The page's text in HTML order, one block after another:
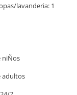
lavanderia: 1
niÑos
adultos